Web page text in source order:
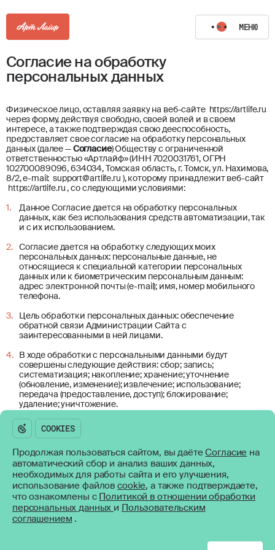
МЕНЮ
Согласие на обработку
персональных данных
Физическое лицо, оставляя заявку на веб-сайте https://artlife.ru
через форму, действуя свободно, своей волей и в своем
интересе, а также подтверждая свою дееспособность,
предоставляет свое согласие на обработку персональных
данных (далее —Согласие) Обществу с ограниченной
ответственностью «Артлайф» (ИНН 7020031761, ОГРН
102700089096, 634034, Томская область, г. Томск, ул. Нахимова,
8/2, e-mail: support@artlife.ru ), которому принадлежит веб-сайт
https://artlife.ru , со следующими условиями:
Данное Согласие дается на обработку персональных
данных, как без использования средств автоматизации, так
и с их использованием.
Согласие дается на обработку следующих моих
персональных данных: персональные данные, не
относящиеся к специальной категории персональных
данных или к биометрическим персональным данным:
адрес электронной почты (e-mail); имя, номер мобильного
телефона.
Цель обработки персональных данных: обеспечение
обратной связи Администрации Сайта с
заинтересованными в ней лицами.
В ходе обработки с персональными данными будут
совершены следующие действия: сбор; запись;
систематизация; накопление; хранение; уточнение
(обновление, изменение); извлечение; использование;
передача (предоставление, доступ); блокирование;
удаление; уничтожение.
Согласие может быть отозвано вами или вашим
представителем путем направления ООО «Артлайф»
подписанного согласно законодательству Российской
Федерации, в области электронной подписи, по адресу,
указанному в начале Согласия.
Настоящее согласие действует все время до момента
прекращения обработки персональных данных.
Возникли вопросы?
Оставьте свои контакты и
СВЯЗАТЬСЯ
Политика обработки персональных данных
Согласие на обработку персональных данных
Пользовательское соглашение
634034,РОССИЯ, Г. ТОМСК, УЛ. НАХИМОВА, 8/2
+7(3822) 55-60-92
SUPPORT@ARTLIFE.RU
Продолжая пользоваться сайтом, вы даётеСогласие на
автоматический сбор и анализ ваших данных,
необходимых для работы сайта и его улучшения,
использование файловcookie, а также подтверждаете,
что ознакомлены с Политикой в отношении обработки
персональных данных и Пользовательским
соглашением .